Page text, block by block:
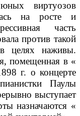
виртуозов
на росте и
часть
против такой
целях наживы.
помещенная в «
г. о концерте
Паулы
выступает
назначаются «